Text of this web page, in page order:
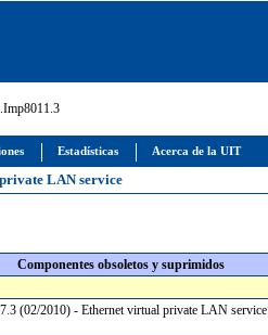
Estadísticas Acerca de la UIT
LAN service
Componentes obsoletos y suprimidos
(02/2010) - Ethernet virtual private LAN service